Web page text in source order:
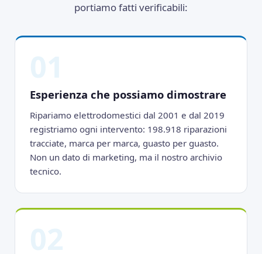
portiamo fatti verificabili:
Esperienza che possiamo dimostrare
Ripariamo elettrodomestici dal 2001 e dal 2019
registriamo ogni intervento: 198.918 riparazioni
tracciate, marca per marca, guasto per guasto.
Non un dato di marketing, ma il nostro archivio
tecnico.